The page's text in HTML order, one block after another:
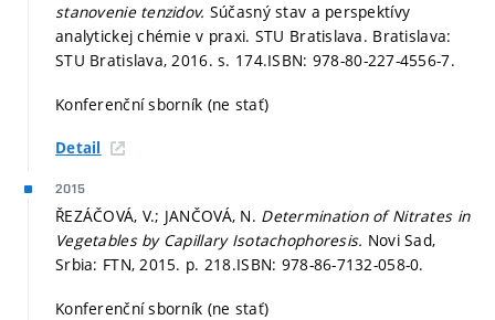
stanovenie tenzidov. Súčasný stav a perspektívy
analytickej chémie v praxi. STU Bratislava. Bratislava:
STU Bratislava, 2016.s. 174.ISBN: 978-80-227-4556-7.
Konferenční sborník (ne stať)
Detail
2015
ŘEZÁČOVÁ, V.; JANČOVÁ, N. Determination of Nitrates in
Vegetables by Capillary Isotachophoresis. Novi Sad,
Srbia: FTN, 2015. p. 218.ISBN: 978-86-7132-058-0.
Konferenční sborník (ne stať)